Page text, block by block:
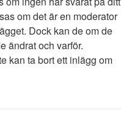
om det är en moderator
Dock kan de om de
ändrat och varför.
kan ta bort ett inlägg om